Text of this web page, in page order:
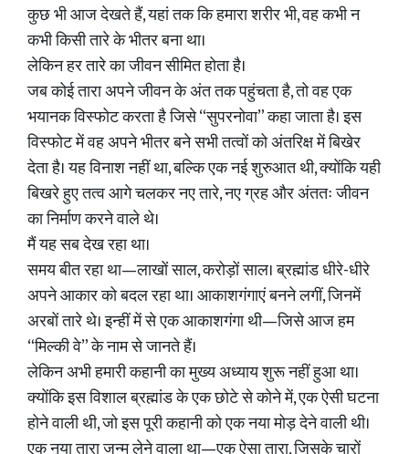
कुछ भी आज देखते हैं, यहां तक कि हमारा शरीर भी, वह कभी न
कभी किसी तारे के भीतर बना था।
लेकिन हर तारे का जीवन सीमित होता है।
जब कोई तारा अपने जीवन के अंत तक पहुंचता है, तो वह एक
भयानक विस्फोट करता है जिसे “सुपरनोवा” कहा जाता है। इस
विस्फोट में वह अपने भीतर बने सभी तत्वों को अंतरिक्ष में बिखेर
देता है। यह विनाश नहीं था, बल्कि एक नई शुरुआत थी, क्योंकि यही
बिखरे हुए तत्व आगे चलकर नए तारे, नए ग्रह और अंततः जीवन
का निर्माण करने वाले थे।
मैं यह सब देख रहा था।
समय बीत रहा था—लाखों साल, करोड़ों साल। ब्रह्मांड धीरे-धीरे
अपने आकार को बदल रहा था। आकाशगंगाएं बनने लगीं, जिनमें
अरबों तारे थे। इन्हीं में से एक आकाशगंगा थी—जिसे आज हम
“मिल्की वे” के नाम से जानते हैं।
लेकिन अभी हमारी कहानी का मुख्य अध्याय शुरू नहीं हुआ था।
क्योंकि इस विशाल ब्रह्मांड के एक छोटे से कोने में, एक ऐसी घटना
होने वाली थी, जो इस पूरी कहानी को एक नया मोड़ देने वाली थी।